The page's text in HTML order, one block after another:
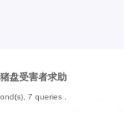
盘受害者求助
7 queries .